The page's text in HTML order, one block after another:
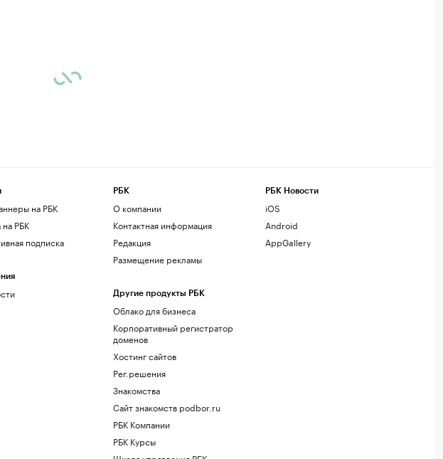
на РБК
РБК
подписка
РБК
О компании
Контактная информация
Редакция
Размещение рекламы
Другие продукты РБК
Облако для бизнеса
Корпоративный регистратор
доменов
Хостинг сайтов
Рег.решения
Знакомства
Сайт знакомств podbor.ru
РБК Компании
РБК Курсы
РБК Новости
iOS
Android
AppGallery